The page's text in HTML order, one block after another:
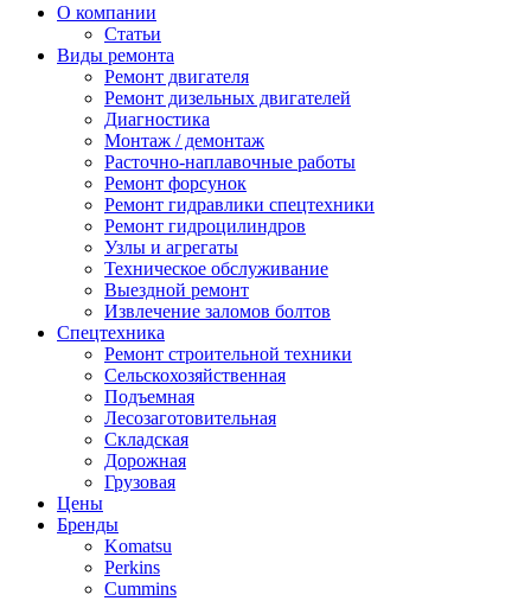
О компании
Статьи
Виды ремонта
Ремонт двигателя
Ремонт дизельных двигателей
Диагностика
Монтаж / демонтаж
Расточно-наплавочные работы
Ремонт форсунок
Ремонт гидравлики спецтехники
Ремонт гидроцилиндров
Узлы и агрегаты
Техническое обслуживание
Выездной ремонт
Извлечение заломов болтов
Спецтехника
Ремонт строительной техники
Сельскохозяйственная
Подъемная
Лесозаготовительная
Складская
Дорожная
Грузовая
Цены
Бренды
Komatsu
Perkins
Cummins